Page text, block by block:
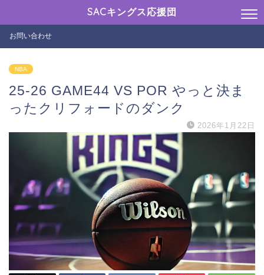
SACキングス応援団
お問い合わせ
NBA
25-26 GAME44 VS POR やっと決ま
ったクリフォードのダンク
2026年1月22日